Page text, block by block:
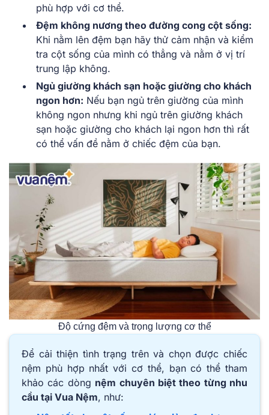
phù hợp với cơ thể.
Đệm không nương theo đường cong cột sống:
Khi nằm lên đệm bạn hãy thử cảm nhận và kiểm
tra cột sống của mình có thẳng và nằm ở vị trí
trung lập không.
Ngủ giường khách sạn hoặc giường cho khách
ngon hơn: Nếu bạn ngủ trên giường của mình
không ngon nhưng khi ngủ trên giường khách
sạn hoặc giường cho khách lại ngon hơn thì rất
có thể vấn đề nằm ở chiếc đệm của bạn.
Độ cứng đệm và trọng lượng cơ thể
Để cải thiện tình trạng trên và chọn được chiếc
nệm phù hợp nhất với cơ thể, bạn có thể tham
khảo các dòng nệm chuyên biệt theo từng nhu
cầu tại Vua Nệm, như: